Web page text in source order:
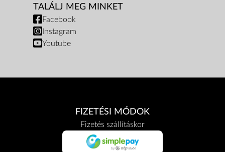
TALÁLJ MEG MINKET
Facebook
Instagram
Youtube
FIZETÉSI MÓDOK
Fizetés szállításkor